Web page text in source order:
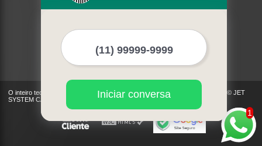
Mapa do site
Mais Serviços
O inteiro teor deste site está sujeito à proteção de direitos autorais. Copyright© JET
SYSTEM CAR (Lei 9610 de 19/02/1998)
1
Iniciar conversa